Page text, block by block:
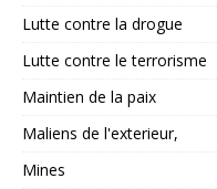
Lutte contre la drogue
Lutte contre le terrorisme
Maintien de la paix
Maliens de l'exterieur,
Mines